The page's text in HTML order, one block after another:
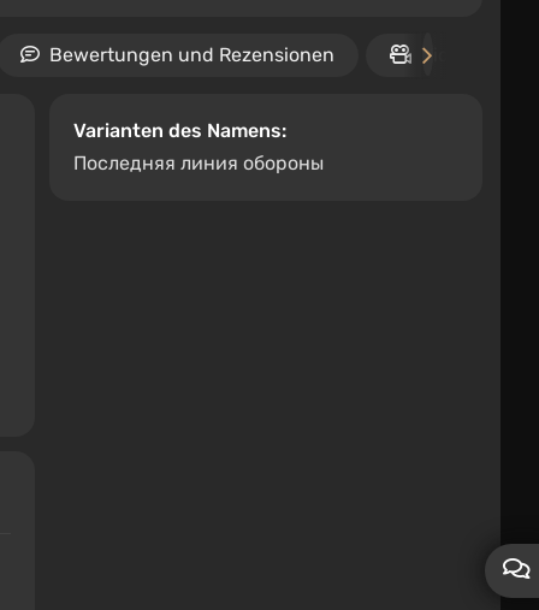
Bewertungen und Rezensionen Video
Varianten des Namens:
Последняя линия обороны